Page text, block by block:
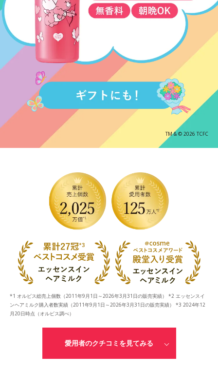
TM & © 2026 TCFC
*1 オルビス総売上個数（2011年9月1日～2026年3月31日の販売実績） *2 エッセンスイ
ンヘアミルク購入者数実績（2011年9月1日～2026年3月31日の販売実績） *3 2024年12
月20日時点（オルビス調べ）
愛用者のクチコミを見てみる